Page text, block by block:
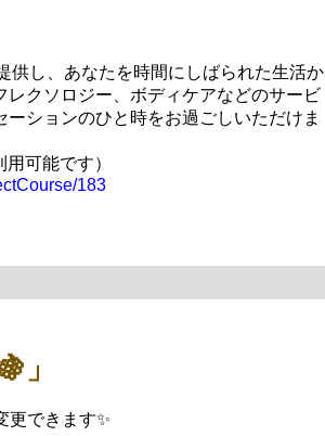
供し、あなたを時間にしばられた生活か
クソロジー、ボディケアなどのサービ
ションのひと時をお過ごしいただけま
可能です）
183
」
更できます✨